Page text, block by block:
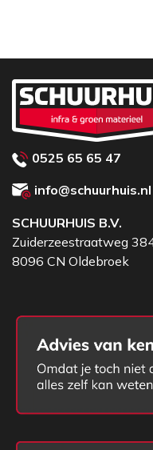
0525 65 65 47
info@schuurhuis.nl
SCHUURHUIS B.V.
Zuiderzeestraatweg
8096 CN Oldebroek